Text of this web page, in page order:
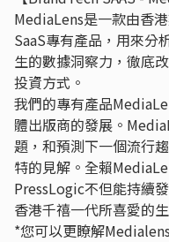
MediaLens是一款由香
SaaS專有產品，用來分
生的數據洞察力，徹底
投資方式。
我們的專有產品
體出版商的發展。
題，和預測下一個流行
特的見解。全賴
PressLogic不但能持續
香港千禧一代所喜愛的
*您可以更瞭解